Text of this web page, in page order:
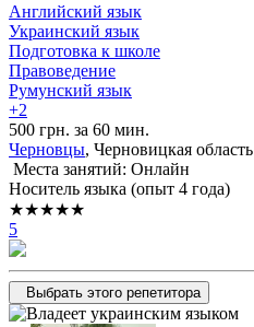
Английский язык
Украинский язык
Подготовка к школе
Правоведение
Румунский язык
+2
500 грн. за 60 мин.
Черновцы, Черновицкая область
Места занятий: Онлайн
Носитель языка (опыт 4 года)
★★★★★
5
Выбрать этого репетитора